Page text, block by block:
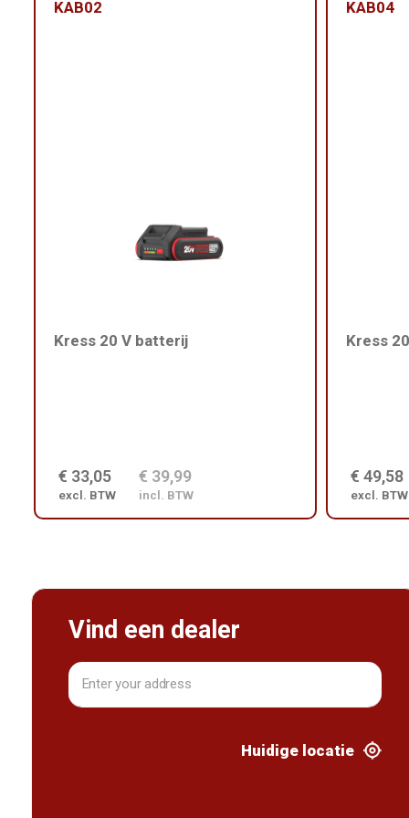
KAB02
Kress 20 V batterij
€ 33,05
excl. BTW
€ 39,99
incl. BTW
KAB04
Kress
€ 49,58
excl. BTW
Vind een dealer
Huidige locatie